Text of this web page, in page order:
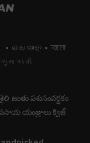
മലയാളം
বাংলা
ગુજરાતી
జంతు పశుసంవర్ధకం
యంత్రాలు క్విజ్